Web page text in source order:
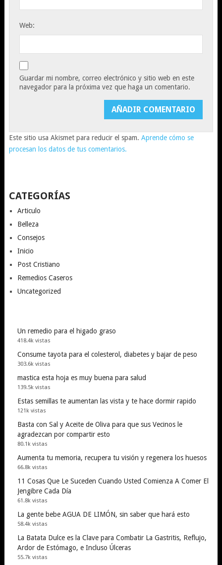
Web:
Guardar mi nombre, correo electrónico y sitio web en este
navegador para la próxima vez que haga un comentario.
Este sitio usa Akismet para reducir el spam. Aprende cómo se
procesan los datos de tus comentarios.
CATEGORÍAS
Articulo
Belleza
Consejos
Inicio
Post Cristiano
Remedios Caseros
Uncategorized
Un remedio para el higado graso
418.4k vistas
Consume tayota para el colesterol, diabetes y bajar de peso
303.6k vistas
mastica esta hoja es muy buena para salud
139.5k vistas
Estas semillas te aumentan las vista y te hace dormir rapido
121k vistas
Basta con Sal y Aceite de Oliva para que sus Vecinos le
agradezcan por compartir esto
80.1k vistas
Aumenta tu memoria, recupera tu visión y regenera los huesos
66.8k vistas
11 Cosas Que Le Suceden Cuando Usted Comienza A Comer El
Jengibre Cada Día
61.8k vistas
La gente bebe AGUA DE LIMÓN, sin saber que hará esto
58.4k vistas
La Batata Dulce es la Clave para Combatir La Gastritis, Reflujo,
Ardor de Estómago, e Incluso Úlceras
55.7k vistas